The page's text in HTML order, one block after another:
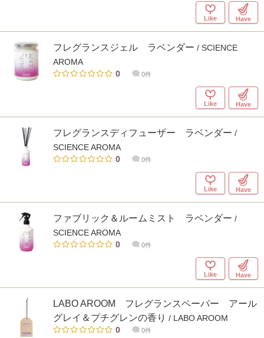
Like Have
フレグランスジェル ラベンダー / SCIENCE
AROMA
0
0件
Like Have
フレグランスディフューザー ラベンダー /
SCIENCE AROMA
0
0件
Like Have
ファブリック＆ルームミスト ラベンダー /
SCIENCE AROMA
0
0件
Like Have
LABO AROOM フレグランスペーパー アール
グレイ＆プチグレンの香り / LABO AROOM
0
0件